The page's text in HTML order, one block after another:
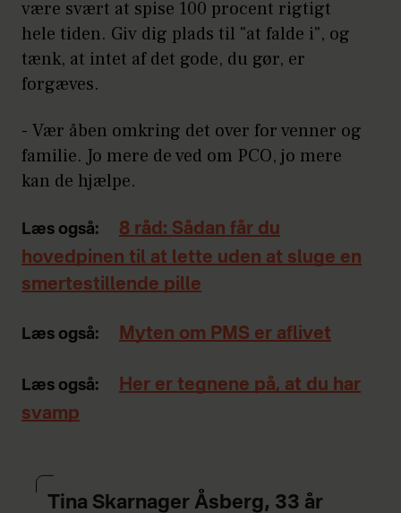
være svært at spise 100 procent rigtigt
hele tiden. Giv dig plads til "at falde i", og
tænk, at intet af det gode, du gør, er
forgæves.
- Vær åben omkring det over for venner og
familie. Jo mere de ved om PCO, jo mere
kan de hjælpe.
Læs også:
8 råd: Sådan får du
hovedpinen til at lette uden at sluge en
smertestillende pille
Læs også: Myten om PMS er aflivet
Læs også:
Her er tegnene på, at du har
svamp
Tina Skarnager Åsberg, 33 år